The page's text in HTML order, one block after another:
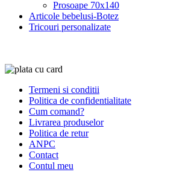
Prosoape 70x140
Articole bebelusi-Botez
Tricouri personalizate
Termeni si conditii
Politica de confidentialitate
Cum comand?
Livrarea produselor
Politica de retur
ANPC
Contact
Contul meu